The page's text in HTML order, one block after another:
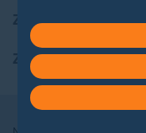
ZDFheute Update
ZDFheute Apps
Nutzungsbedingungen
Weitere